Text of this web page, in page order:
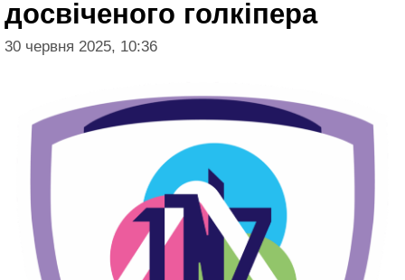
досвіченого голкіпера
30 червня 2025, 10:36